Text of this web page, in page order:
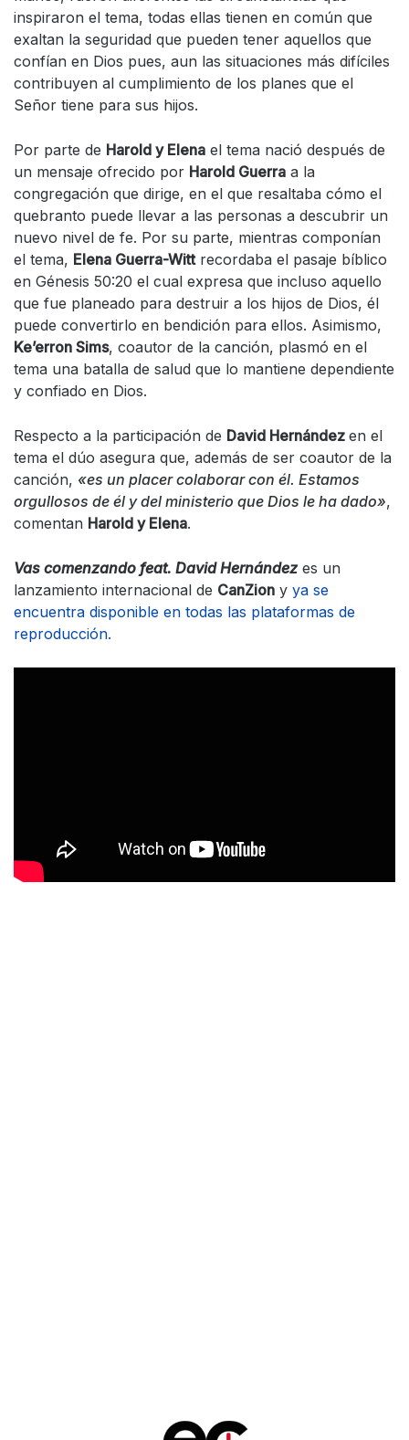
inspiraron el tema, todas ellas tienen en común que
exaltan la seguridad que pueden tener aquellos que
confían en Dios pues, aun las situaciones más difíciles
contribuyen al cumplimiento de los planes que el
Señor tiene para sus hijos.
Por parte de Harold y Elena el tema nació después de
un mensaje ofrecido por Harold Guerra a la
congregación que dirige, en el que resaltaba cómo el
quebranto puede llevar a las personas a descubrir un
nuevo nivel de fe. Por su parte, mientras componían
el tema, Elena Guerra-Wittrecordaba el pasaje bíblico
en Génesis 50:20 el cual expresa que incluso aquello
que fue planeado para destruir a los hijos de Dios, él
puede convertirlo en bendición para ellos. Asimismo,
Ke’erron Sims, coautor de la canción, plasmó en el
tema una batalla de salud que lo mantiene dependiente
y confiado en Dios.
Respecto a la participación de David Hernández en el
tema el dúo asegura que, además de ser coautor de la
canción, «es un placer colaborar con él. Estamos
orgullosos de él y del ministerio que Dios le ha dado»,
comentan Harold y Elena.
Vas comenzando feat. David Hernándezes un
lanzamiento internacional de CanZion y ya se
encuentra disponible en todas las plataformas de
reproducción.